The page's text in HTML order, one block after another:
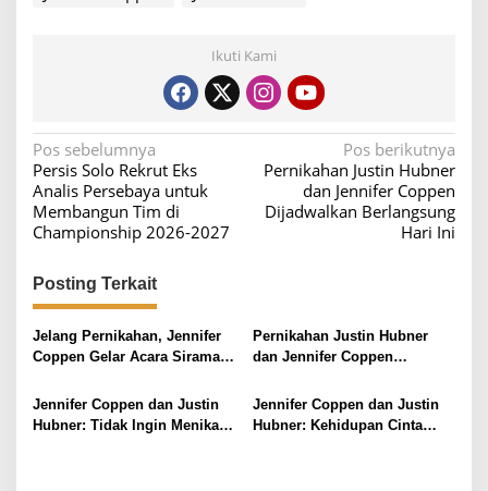
Ikuti Kami
N
a
v
i
g
a
s
i
o
Pos sebelumnya
Persis Solo Rekrut Eks
Analis Persebaya untuk
Membangun Tim di
Championship 2026-2027
Pos berikutnya
Pernikahan Justin Hubner
dan Jennifer Coppen
Dijadwalkan Berlangsung
Hari Ini
Posting Terkait
Jelang Pernikahan, Jennifer
Coppen Gelar Acara Siraman
Hubner di Bali
Pernikahan Justin Hubner
dan Jennifer Coppen
Hari Ini
Jennifer Coppen dan Justin
Hubner: Tidak Ingin Menikah
Jennifer Coppen dan Justin
Hubner: Kehidupan Cinta